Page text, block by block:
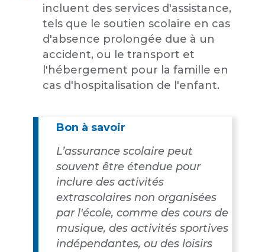
incluent des services d'assistance,
tels que le soutien scolaire en cas
d'absence prolongée due à un
accident, ou le transport et
l'hébergement pour la famille en
cas d'hospitalisation de l'enfant.
Bon à savoir
L’assurance scolaire peut
souvent être étendue pour
inclure des activités
extrascolaires non organisées
par l'école, comme des cours de
musique, des activités sportives
indépendantes, ou des loisirs